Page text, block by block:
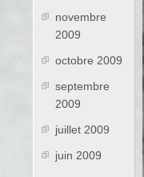
novembre
2009
octobre 2009
septembre
2009
juillet 2009
juin 2009